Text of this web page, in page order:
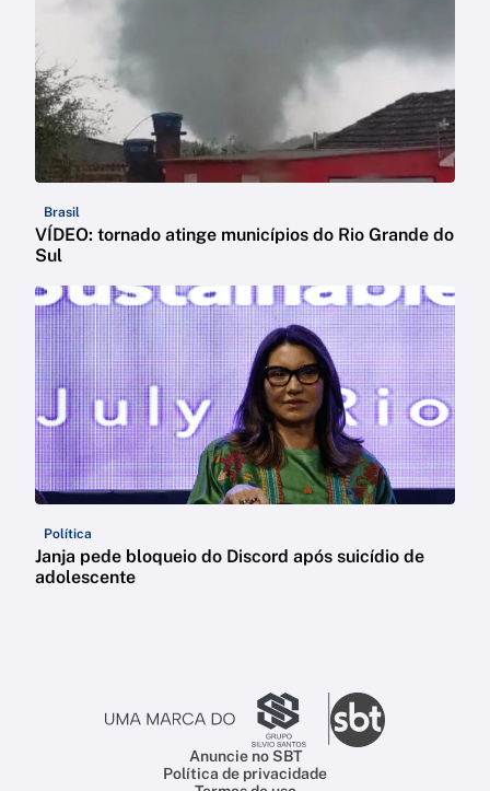
Brasil
VÍDEO: tornado atinge municípios do Rio Grande do
Sul
Política
Janja pede bloqueio do Discord após suicídio de
adolescente
Anuncie no SBT
Política de privacidade